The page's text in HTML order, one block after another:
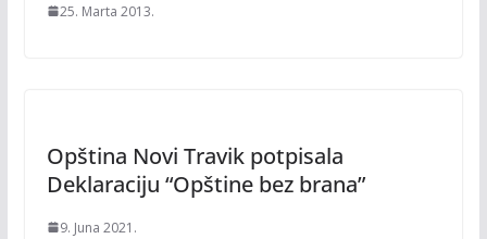
25. Marta 2013.
Opština Novi Travik potpisala
Deklaraciju “Opštine bez brana”
9. Juna 2021.